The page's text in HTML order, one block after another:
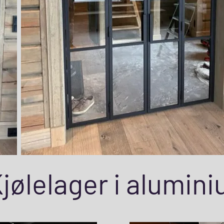
i